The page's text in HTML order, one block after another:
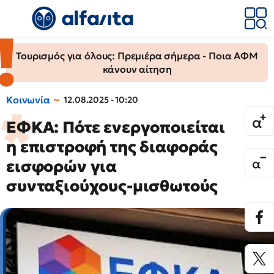
Τουρισμός για όλους: Πρεμιέρα σήμερα - Ποια ΑΦΜ
κάνουν αίτηση
Κοινωνία 12.08.2025 - 10:20
ΕΦΚΑ: Πότε ενεργοποιείται
η επιστροφή της διαφοράς
εισφορών για
συνταξιούχους-μισθωτούς